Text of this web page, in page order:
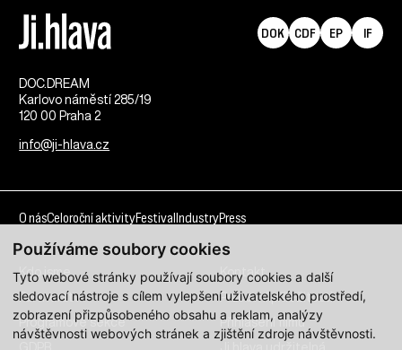
Používáme soubory cookies
Tyto webové stránky používají soubory cookies a další
sledovací nástroje s cílem vylepšení uživatelského prostředí,
zobrazení přizpůsobeného obsahu a reklam, analýzy
návštěvnosti webových stránek a zjištění zdroje návštěvnosti.
DOC.DREAM​
Karlovo náměstí 285/19
120 00 Praha 2
info@ji-hlava.cz
DOK CDF EP IF
O násCeloroční aktivityFestival IndustryPress
Kdo jsme
Kontakt
Partnerství
Pracovní příležitosti
Programové sekce
Přihlášení filmu